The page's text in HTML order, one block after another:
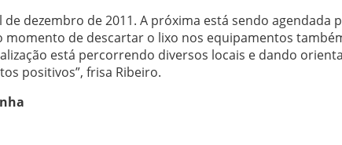
dezembro de 2011. A próxima está sendo agendada
momento de descartar o lixo nos equipamentos
está percorrendo diversos locais e dando
positivos”, frisa Ribeiro.